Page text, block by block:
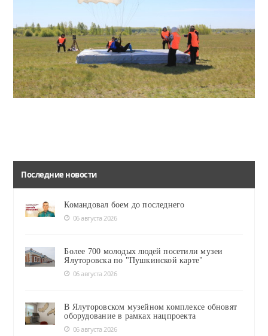
Последние новости
Командовал боем до последнего
06 августа 2026
Более 700 молодых людей посетили музеи
Ялуторовска по "Пушкинской карте"
06 августа 2026
В Ялуторовском музейном комплексе обновят
оборудование в рамках нацпроекта
06 августа 2026